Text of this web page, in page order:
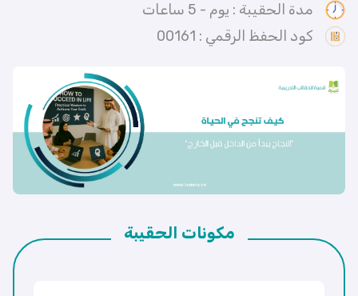
مدة الحقيبة : يوم - 5 ساعات
كود الحفظ الرقمي : 00161
مكونات الحقيبة